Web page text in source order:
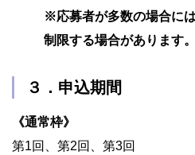
※応募者が多数の場合に
制限する場合があります。
３．申込期間
《通常枠》
第1回、第2回、第3回